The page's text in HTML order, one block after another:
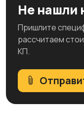
Не нашли
Пришлите
рассчитаем
КП.